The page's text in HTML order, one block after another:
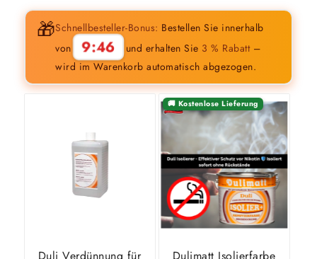
🎁Schnellbesteller-Bonus: Bestellen Sie innerhalb
von
9:45 und erhalten Sie 3 % Rabatt –
wird im Warenkorb automatisch abgezogen.
🚚 Kostenlose Lieferung